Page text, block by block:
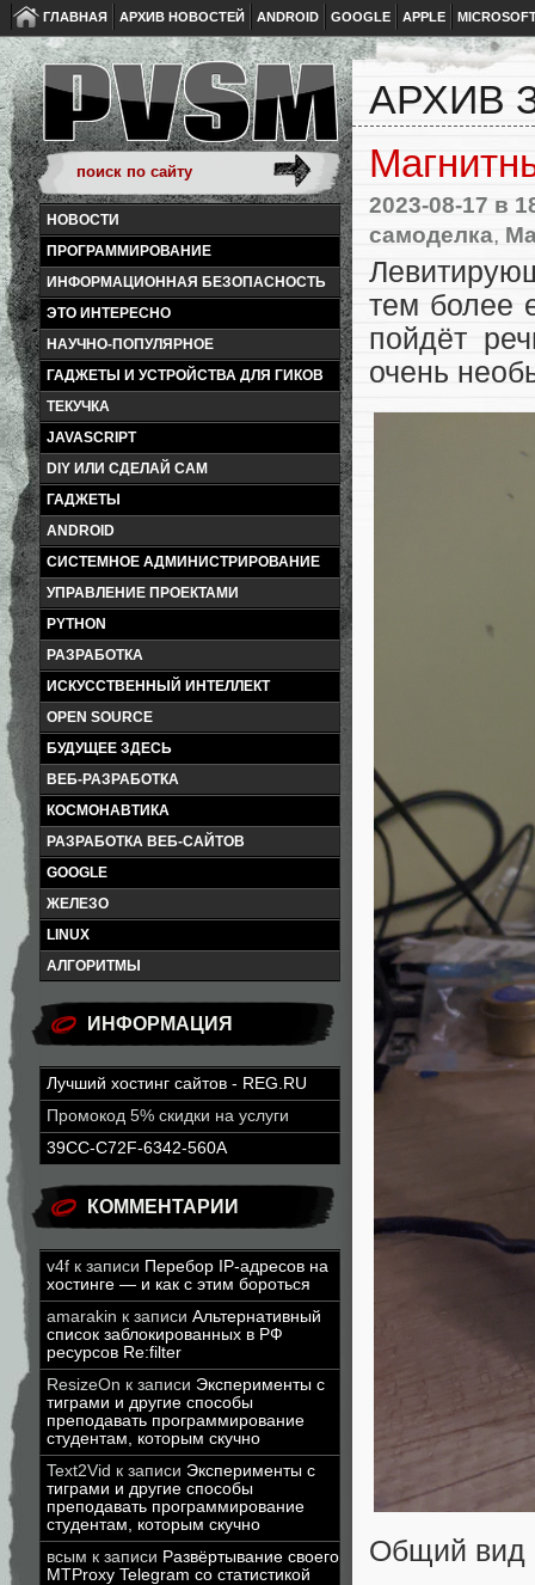
ГЛАВНАЯ АРХИВ НОВОСТЕЙ ANDROID GOOGLE APPLE
НОВОСТИ
ПРОГРАММИРОВАНИЕ
ИНФОРМАЦИОННАЯ БЕЗОПАСНОСТЬ
ЭТО ИНТЕРЕСНО
НАУЧНО-ПОПУЛЯРНОЕ
ГАДЖЕТЫ И УСТРОЙСТВА ДЛЯ ГИКОВ
ТЕКУЧКА
JAVASCRIPT
DIY ИЛИ СДЕЛАЙ САМ
ГАДЖЕТЫ
ANDROID
СИСТЕМНОЕ АДМИНИСТРИРОВАНИЕ
УПРАВЛЕНИЕ ПРОЕКТАМИ
PYTHON
РАЗРАБОТКА
ИСКУССТВЕННЫЙ ИНТЕЛЛЕКТ
OPEN SOURCE
БУДУЩЕЕ ЗДЕСЬ
ВЕБ-РАЗРАБОТКА
КОСМОНАВТИКА
РАЗРАБОТКА ВЕБ-САЙТОВ
GOOGLE
ЖЕЛЕЗО
LINUX
АЛГОРИТМЫ
ИНФОРМАЦИЯ
Лучший хостинг сайтов - REG.RU
Промокод 5% скидки на услуги
39CC-C72F-6342-560A
КОММЕНТАРИИ
v4f к записи Перебор IP-адресов на
хостинге — и как с этим бороться
amarakin к записи Альтернативный
список заблокированных в РФ
ресурсов Re:filter
ResizeOn к записи Эксперименты с
тиграми и другие способы
преподавать программирование
студентам, которым скучно
Text2Vid к записи Эксперименты с
тиграми и другие способы
преподавать программирование
студентам, которым скучно
всым к записи Развёртывание своего
MTProxy Telegram со статистикой
АРХИВ
2023-08-17 в
самоделка,
тем более
пойдёт
очень
Общий вид